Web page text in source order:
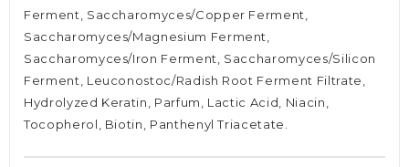
Ferment, Saccharomyces/Copper Ferment,
Saccharomyces/Magnesium Ferment,
Saccharomyces/Iron Ferment, Saccharomyces/Silicon
Ferment, Leuconostoc/Radish Root Ferment Filtrate,
Hydrolyzed Keratin, Parfum, Lactic Acid, Niacin,
Tocopherol, Biotin, Panthenyl Triacetate.